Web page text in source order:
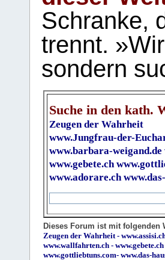
Schranke,
trennt.
sondern
Suche in den kath.
Zeugen der Wahrheit
www.Jungfrau-der-
www.barbara-weigand.de
www.gebete.ch
www.adorare.ch
Dieses Forum ist mit folgenden
Zeugen der Wahrheit -
www.wallfahrten.ch - www.gebete.ch
www.gottliebtuns.com- www.das-